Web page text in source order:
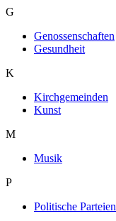
G
Genossenschaften
Gesundheit
K
Kirchgemeinden
Kunst
M
Musik
P
Politische Parteien